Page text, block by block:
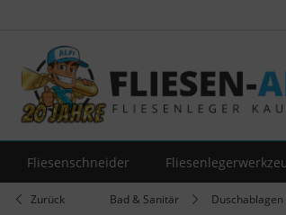
Fliesenschneider
Zurück Bad & Sanitär